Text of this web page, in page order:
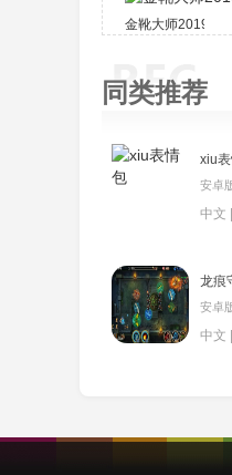
金靴大师2019手机
同类推荐
xiu
安卓
中文
龙痕
安卓
中文